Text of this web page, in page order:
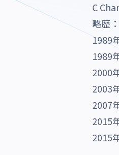
C
略歴
1989
1989
2000
2003
2007
2015
2015